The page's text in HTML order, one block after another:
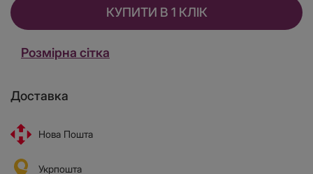
КУПИТИ В 1 КЛІК
Розмірна сітка
Доставка
Нова Пошта
Укрпошта